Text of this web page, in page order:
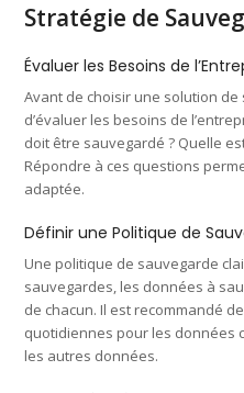
Stratégie de
Évaluer les Besoins de
Avant de choisir une solution
d’évaluer les besoins de
doit être sauvegardé ? Quelle
Répondre à ces questions
adaptée.
Définir une Politique de
Une politique de sauvegarde
sauvegardes, les données à
de chacun. Il est recommandé
quotidiennes pour les données
les autres données.